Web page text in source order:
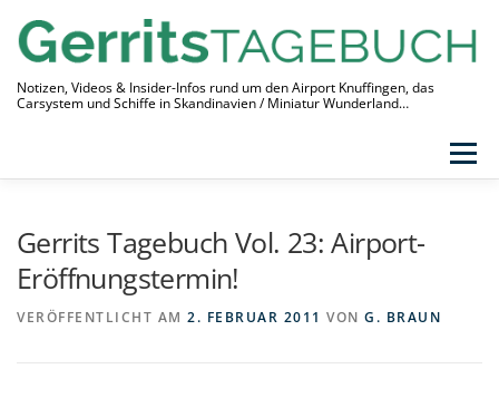
Inhalt
springen
Notizen, Videos & Insider-Infos rund um den Airport Knuffingen, das
Carsystem und Schiffe in Skandinavien / Miniatur Wunderland…
Menü
LINKS
Gerrits Tagebuch Vol. 23: Airport-
Eröffnungstermin!
VERÖFFENTLICHT AM 2. FEBRUAR 2011 VON G. BRAUN